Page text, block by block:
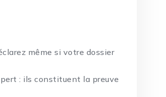
même si votre dossier
: ils constituent la preuve